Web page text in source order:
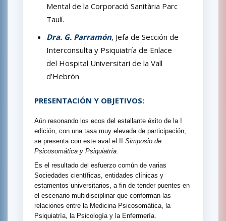
Mental de la Corporació Sanitària Parc
Taulí.
Dra. G. Parramón, Jefa de Sección de
Interconsulta y Psiquiatría de Enlace
del Hospital Universitari de la Vall
d’Hebrón
PRESENTACIÓN Y OBJETIVOS:
Aún resonando los ecos del estallante éxito de la I
edición, con una tasa muy elevada de participación,
se presenta con este aval el II Simposio de
Psicosomática y Psiquiatría.
Es el resultado del esfuerzo común de varias
Sociedades científicas, entidades clínicas y
estamentos universitarios, a fin de tender puentes en
el escenario multidisciplinar que conforman las
relaciones entre la Medicina Psicosomática, la
Psiquiatría, la Psicología y la Enfermería.